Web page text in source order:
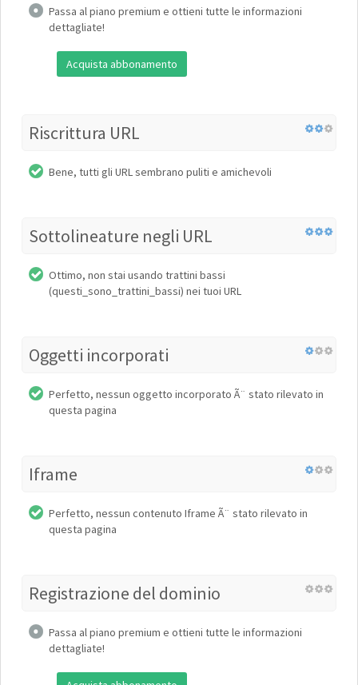
Passa al piano premium e ottieni tutte le informazioni
dettagliate!
Acquista abbonamento
Riscrittura URL
Bene, tutti gli URL sembrano puliti e amichevoli
Sottolineature negli URL
Ottimo, non stai usando trattini bassi
(questi_sono_trattini_bassi) nei tuoi URL
Oggetti incorporati
Perfetto, nessun oggetto incorporato Ã¨ stato rilevato in
questa pagina
Iframe
Perfetto, nessun contenuto Iframe Ã¨ stato rilevato in
questa pagina
Registrazione del dominio
Passa al piano premium e ottieni tutte le informazioni
dettagliate!